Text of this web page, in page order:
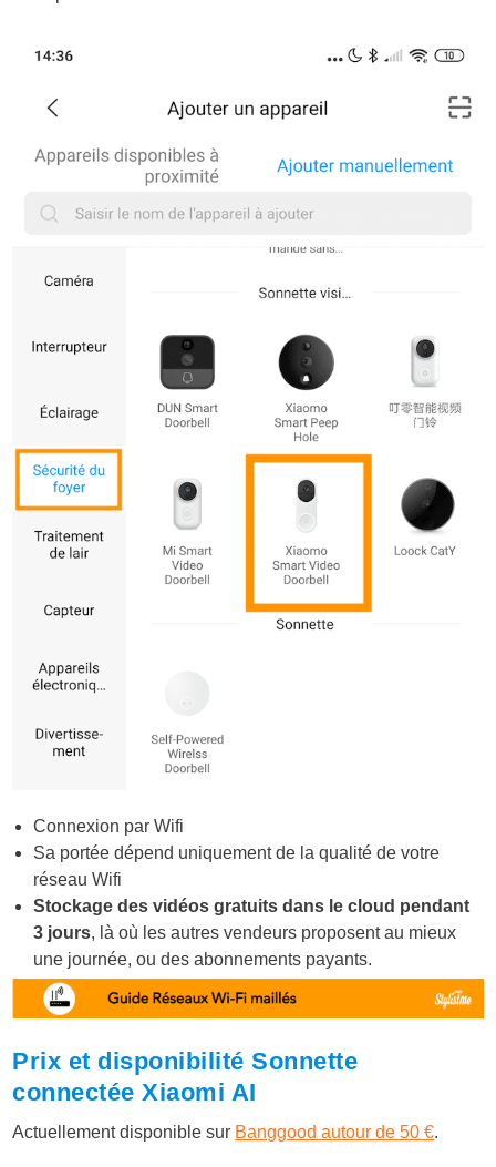
Connexion par Wifi
Sa portée dépend uniquement de la qualité de votre
réseau Wifi
Stockage des vidéos gratuits dans le cloud pendant
3 jours, là où les autres vendeurs proposent au mieux
une journée, ou des abonnements payants.
Prix et disponibilité Sonnette
connectée Xiaomi AI
Actuellement disponible sur Banggood autour de 50 €.